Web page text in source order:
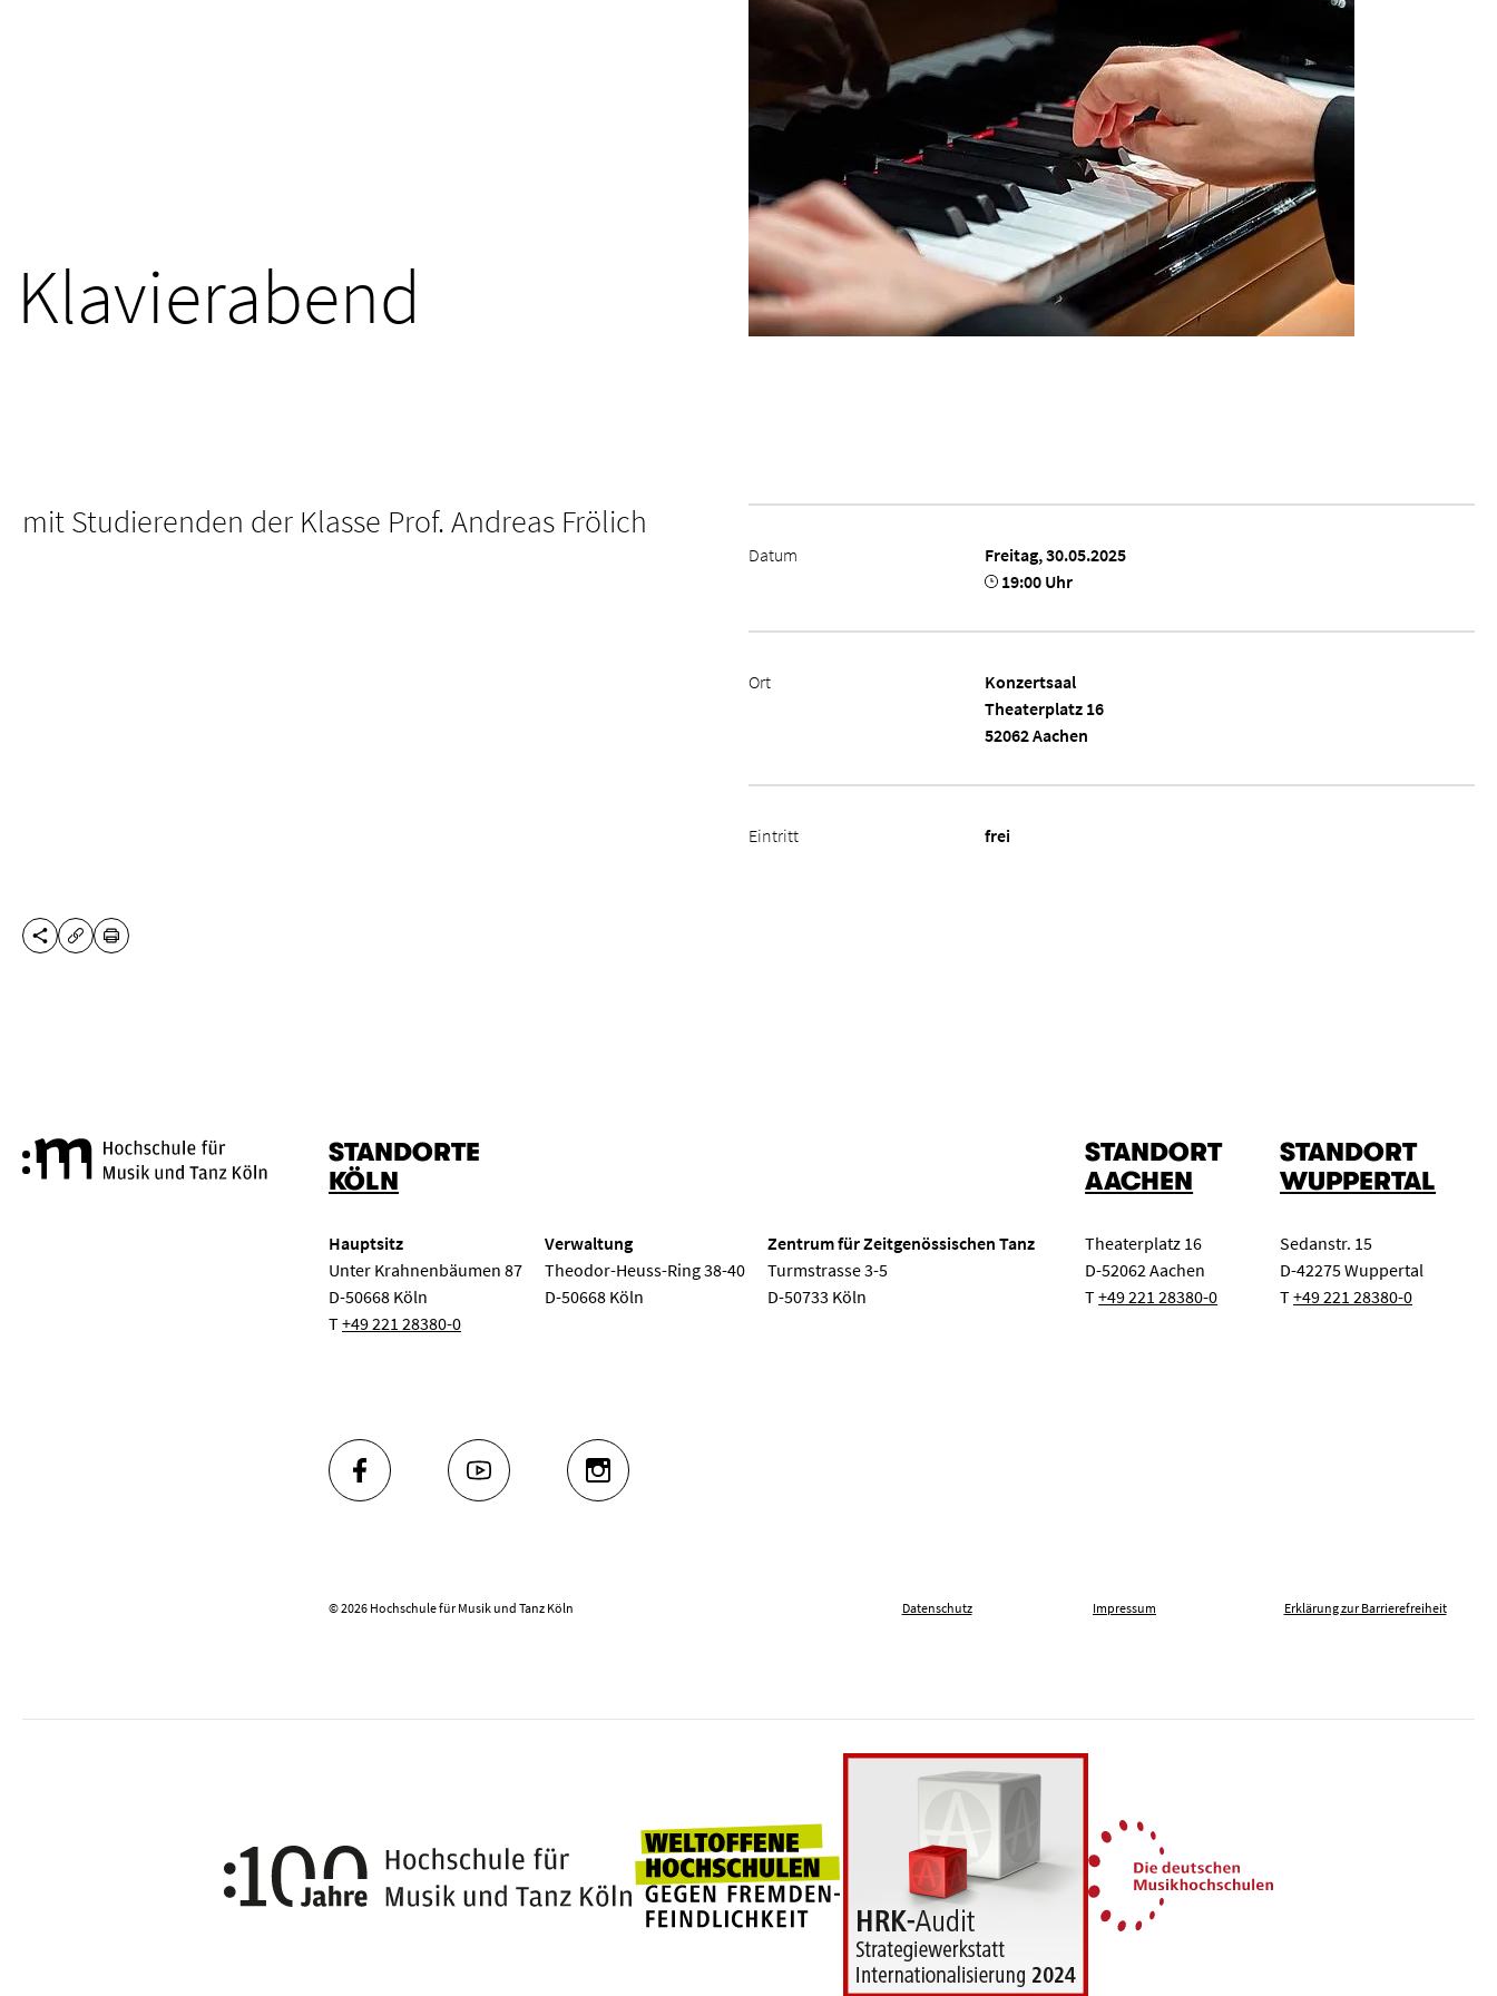
Klavierabend
mit Studierenden der Klasse Prof. Andreas Frölich
Datum
Freitag, 30.05.2025
19:00 Uhr
Ort
Konzertsaal
Theaterplatz 16
52062 Aachen
Eintritt frei
DIESE SEITE TEILEN
URL KOPIEREN
DRUCKEN
Hochschule für Musik und Tanz Köln
STANDORTE
KÖLN
Hauptsitz
Unter Krahnenbäumen 87
D-50668 Köln
T+49 221 28380-0
Verwaltung
Theodor-Heuss-Ring 38-40
D-50668 Köln
Zentrum für Zeitgenössischen Tanz
Turmstrasse 3-5
D-50733 Köln
STANDORT
AACHEN
Theaterplatz 16
D-52062 Aachen
T+49 221 28380-0
STANDORT
WUPPERTAL
Sedanstr. 15
D-42275 Wuppertal
T+49 221 28380-0
FACEBOOK YOUTUBE INSTAGRAM
© 2026 Hochschule für Musik und Tanz Köln Datenschutz Impressum Erklärung zur Barrierefreiheit
100 Jahre Hochschule für Musik und Tanz Köln
Weltoffene Hochschulen gegen Fremdenfeindlichkeit